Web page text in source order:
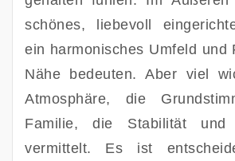
schönes, liebevoll
ein harmonisches Umfeld und
Nähe bedeuten. Aber viel
Atmosphäre, die
Familie, die Stabilität und
vermittelt. Es ist